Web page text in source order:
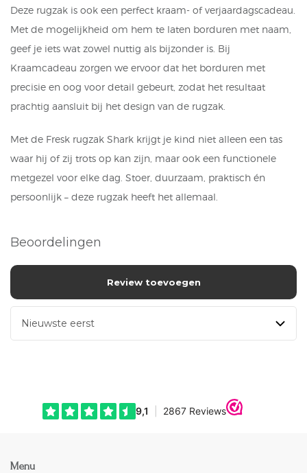
Deze rugzak is ook een perfect kraam- of verjaardagscadeau.
Met de mogelijkheid om hem te laten borduren met naam,
geef je iets wat zowel nuttig als bijzonder is. Bij
Kraamcadeau zorgen we ervoor dat het borduren met
precisie en oog voor detail gebeurt, zodat het resultaat
prachtig aansluit bij het design van de rugzak.
Met de Fresk rugzak Shark krijgt je kind niet alleen een tas
waar hij of zij trots op kan zijn, maar ook een functionele
metgezel voor elke dag. Stoer, duurzaam, praktisch én
persoonlijk – deze rugzak heeft het allemaal.
Beoordelingen
Review toevoegen
Menu